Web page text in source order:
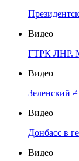
Видео
ГТРК ЛНР.
Видео
Зеленский
Видео
Донбасс в
Видео